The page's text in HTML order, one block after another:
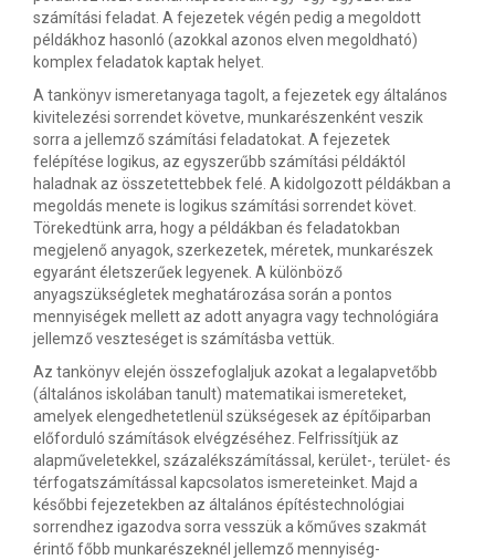
számítási feladat. A fejezetek végén pedig a megoldott
példákhoz hasonló (azokkal azonos elven megoldható)
komplex feladatok kaptak helyet.
A tankönyv ismeretanyaga tagolt, a fejezetek egy általános
kivitelezési sorrendet követve, munkarészenként veszik
sorra a jellemző számítási feladatokat. A fejezetek
felépítése logikus, az egyszerűbb számítási példáktól
haladnak az összetettebbek felé. A kidolgozott példákban a
megoldás menete is logikus számítási sorrendet követ.
Törekedtünk arra, hogy a példákban és feladatokban
megjelenő anyagok, szerkezetek, méretek, munkarészek
egyaránt életszerűek legyenek. A különböző
anyagszükségletek meghatározása során a pontos
mennyiségek mellett az adott anyagra vagy technológiára
jellemző veszteséget is számításba vettük.
Az tankönyv elején összefoglaljuk azokat a legalapvetőbb
(általános iskolában tanult) matematikai ismereteket,
amelyek elengedhetetlenül szükségesek az építőiparban
előforduló számítások elvégzéséhez. Felfrissítjük az
alapműveletekkel, százalékszámítással, kerület-, terület- és
térfogatszámítással kapcsolatos ismereteinket. Majd a
későbbi fejezetekben az általános építéstechnológiai
sorrendhez igazodva sorra vesszük a kőműves szakmát
érintő főbb munkarészeknél jellemző mennyiség-